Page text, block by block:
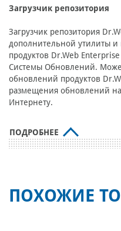
Загрузчик репозитория
Загрузчик репозитория
дополнительной утилиты и
продуктов Dr.Web
Системы Обновлений.
обновлений продуктов
размещения обновлений
Интернету.
ПОДРОБНЕЕ
ПОХОЖИЕ